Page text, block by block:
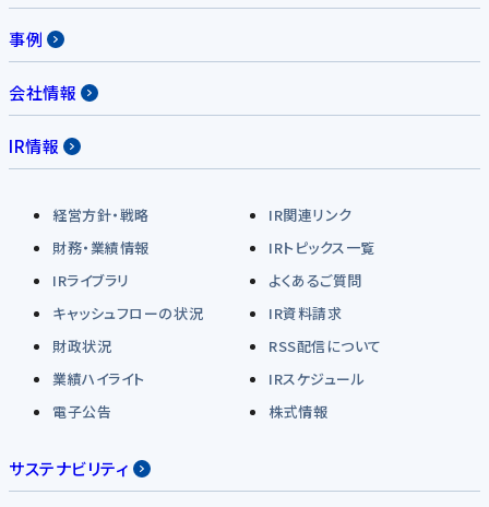
事例
会社情報
IR情報
経営方針・戦略
IR関連リンク
財務・業績情報
IRトピックス一覧
IRライブラリ
よくあるご質問
キャッシュフローの状況
IR資料請求
財政状況
RSS配信について
業績ハイライト
IRスケジュール
電子公告
株式情報
サステナビリティ